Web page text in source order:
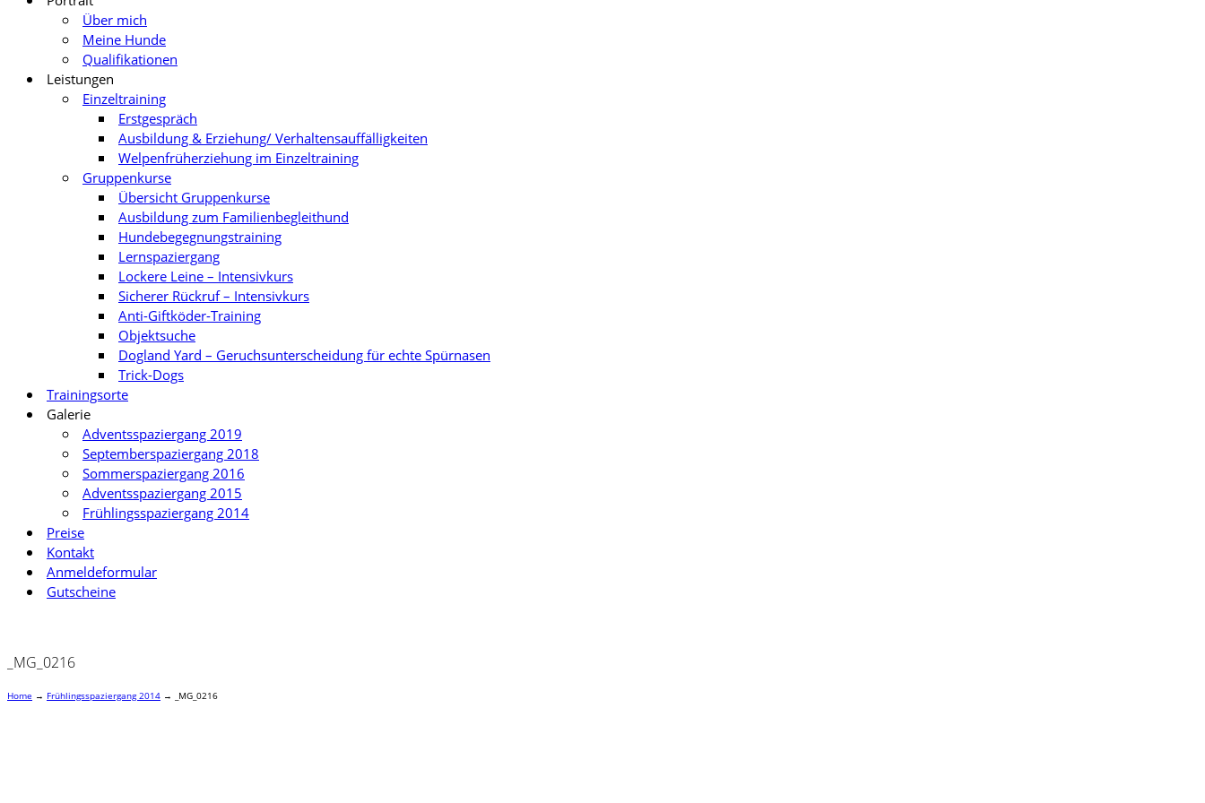
Über mich
Meine Hunde
Qualifikationen
Leistungen
Einzeltraining
Erstgespräch
Ausbildung & Erziehung/ Verhaltensauffälligkeiten
Welpenfrüherziehung im Einzeltraining
Gruppenkurse
Übersicht Gruppenkurse
Ausbildung zum Familienbegleithund
Hundebegegnungstraining
Lernspaziergang
Lockere Leine – Intensivkurs
Sicherer Rückruf – Intensivkurs
Anti-Giftköder-Training
Objektsuche
Dogland Yard – Geruchsunterscheidung für echte Spürnasen
Trick-Dogs
Trainingsorte
Galerie
Adventsspaziergang 2019
Septemberspaziergang 2018
Sommerspaziergang 2016
Adventsspaziergang 2015
Frühlingsspaziergang 2014
Preise
Kontakt
Anmeldeformular
Gutscheine
_MG_0216
Home → Frühlingsspaziergang 2014 → _MG_0216